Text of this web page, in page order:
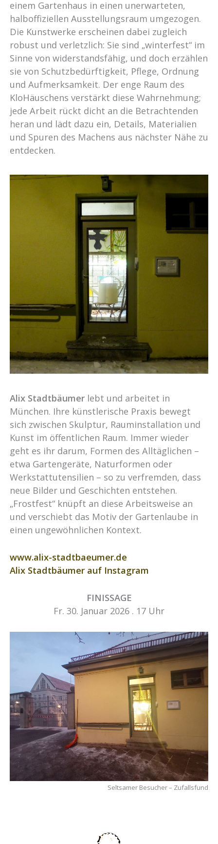
einem Gartenhaus in einen unerwarteten,
halboffiziellen Ausstellungsraum umgezogen.
Die Kunstwerke erscheinen dabei zugleich
robust und verletzlich: Sie sind „winterfest“ im
Sinne von widerstandsfähig, und doch erzählen
sie von Schutzbedürftigkeit, Pflege, Ordnung
und Aufmerksamkeit. Der enge Raum des
KloHäuschens verstärkt diese Wahrnehmung;
jede Arbeit rückt dicht an die Betrachtenden
heran und lädt dazu ein, Details, Materialien
und Spuren des Machens aus nächster Nähe zu
entdecken.
Alix Stadtbäumer lebt und arbeitet in
München. Ihre künstlerische Praxis bewegt
sich zwischen Skulptur, Rauminstallation und
Kunst im öffentlichen Raum. Immer wieder
geht es ihr darum, Formen des Alltäglichen –
etwa Gartengeräte, Naturformen oder
Werkstattutensilien – so zu verfremden, dass
neue Bilder und Geschichten entstehen.
„Frostfest“ knüpft an diese Arbeitsweise an
und verschiebt das Motiv der Gartenlaube in
einen ungewöhnlichen Kontext.
www.alix-stadtbaeumer.de
Alix Stadtbäumer auf Instagram
FINISSAGE
Fr. 30. Januar 2026 . 17 Uhr
Seltsamer Besucher – Zufallsfund